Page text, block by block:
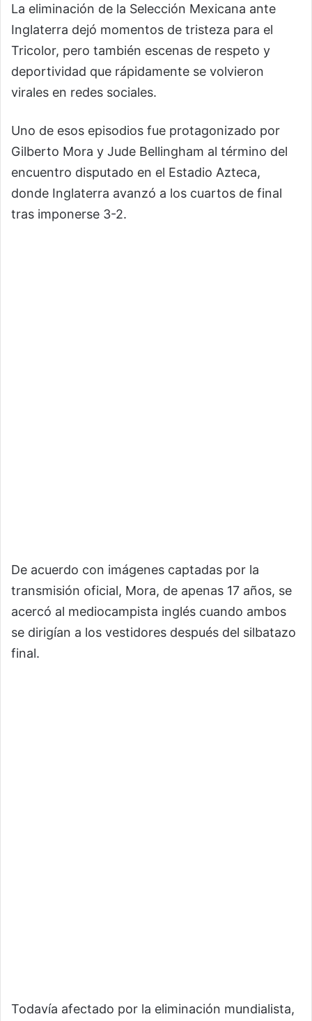
La eliminación de la Selección Mexicana ante
Inglaterra dejó momentos de tristeza para el
Tricolor, pero también escenas de respeto y
deportividad que rápidamente se volvieron
virales en redes sociales.
Uno de esos episodios fue protagonizado por
Gilberto Mora y Jude Bellingham al término del
encuentro disputado en el Estadio Azteca,
donde Inglaterra avanzó a los cuartos de final
tras imponerse 3-2.
De acuerdo con imágenes captadas por la
transmisión oficial, Mora, de apenas 17 años, se
acercó al mediocampista inglés cuando ambos
se dirigían a los vestidores después del silbatazo
final.
Todavía afectado por la eliminación mundialista,